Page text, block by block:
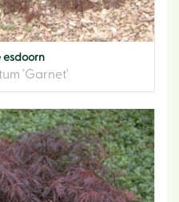
esdoorn
'Garnet'